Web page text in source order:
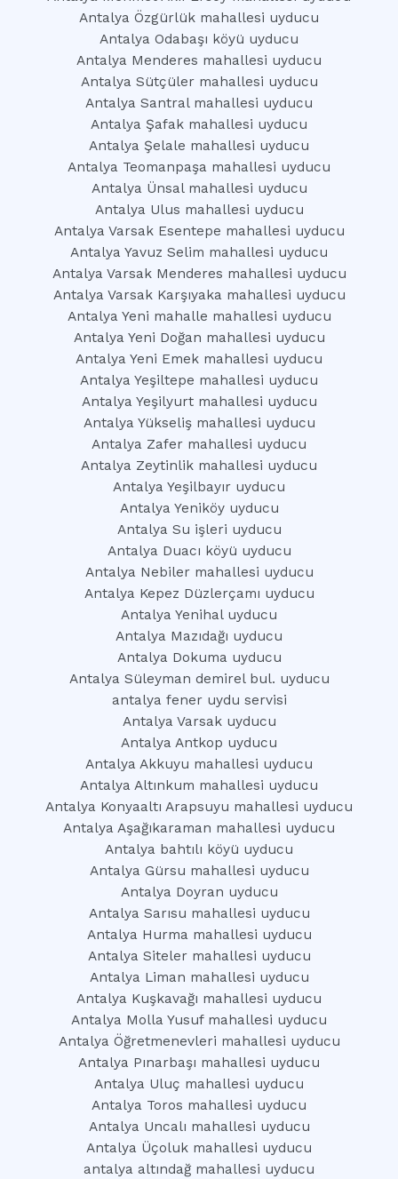
Antalya Özgürlük mahallesi uyducu
Antalya Odabaşı köyü uyducu
Antalya Menderes mahallesi uyducu
Antalya Sütçüler mahallesi uyducu
Antalya Santral mahallesi uyducu
Antalya Şafak mahallesi uyducu
Antalya Şelale mahallesi uyducu
Antalya Teomanpaşa mahallesi uyducu
Antalya Ünsal mahallesi uyducu
Antalya Ulus mahallesi uyducu
Antalya Varsak Esentepe mahallesi uyducu
Antalya Yavuz Selim mahallesi uyducu
Antalya Varsak Menderes mahallesi uyducu
Antalya Varsak Karşıyaka mahallesi uyducu
Antalya Yeni mahalle mahallesi uyducu
Antalya Yeni Doğan mahallesi uyducu
Antalya Yeni Emek mahallesi uyducu
Antalya Yeşiltepe mahallesi uyducu
Antalya Yeşilyurt mahallesi uyducu
Antalya Yükseliş mahallesi uyducu
Antalya Zafer mahallesi uyducu
Antalya Zeytinlik mahallesi uyducu
Antalya Yeşilbayır uyducu
Antalya Yeniköy uyducu
Antalya Su işleri uyducu
Antalya Duacı köyü uyducu
Antalya Nebiler mahallesi uyducu
Antalya Kepez Düzlerçamı uyducu
Antalya Yenihal uyducu
Antalya Mazıdağı uyducu
Antalya Dokuma uyducu
Antalya Süleyman demirel bul. uyducu
antalya fener uydu servisi
Antalya Varsak uyducu
Antalya Antkop uyducu
Antalya Akkuyu mahallesi uyducu
Antalya Altınkum mahallesi uyducu
Antalya Konyaaltı Arapsuyu mahallesi uyducu
Antalya Aşağıkaraman mahallesi uyducu
Antalya bahtılı köyü uyducu
Antalya Gürsu mahallesi uyducu
Antalya Doyran uyducu
Antalya Sarısu mahallesi uyducu
Antalya Hurma mahallesi uyducu
Antalya Siteler mahallesi uyducu
Antalya Liman mahallesi uyducu
Antalya Kuşkavağı mahallesi uyducu
Antalya Molla Yusuf mahallesi uyducu
Antalya Öğretmenevleri mahallesi uyducu
Antalya Pınarbaşı mahallesi uyducu
Antalya Uluç mahallesi uyducu
Antalya Toros mahallesi uyducu
Antalya Uncalı mahallesi uyducu
Antalya Üçoluk mahallesi uyducu
antalya altındağ mahallesi uyducu